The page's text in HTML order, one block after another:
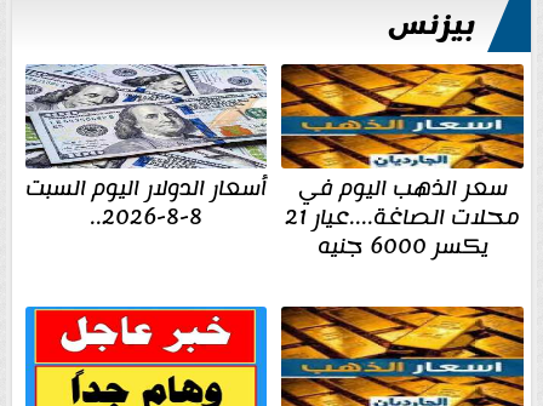
بيزنس
سعر الذهب اليوم في
محلات الصاغة....عيار 21
يكسر 6000 جنيه
أسعار الدولار اليوم السبت
8-8-2026..